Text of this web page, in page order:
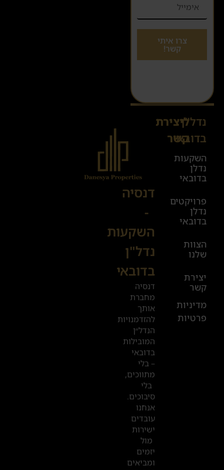
צרו איתי
קשר!
נדל"ן
בדובאי
השקעות
נדלן
בדובאי
פרויקטים
נדלן
בדובאי
הצוות
שלנו
יצירת
קשר
מדיניות
פרטיות
ליצירת
קשר
א׳-ה׳
08:00-
00:00
יום ו׳
08:00-
17:00
+972
52
601
2019
המשרדים
שלנו
בדובאי
Sales@danesya.co.il
דנסיה
-
השקעות
נדל"ן
בדובאי
דנסיה
מחברת
אותך
להזדמנויות
הנדל״ן
המובילות
בדובאי
– בלי
מתווכים,
בלי
סיבוכים.
אנחנו
עובדים
ישירות
מול
יזמים
ומביאים